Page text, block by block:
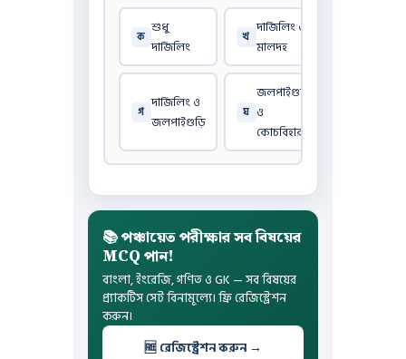
ক শুধু
দার্জিলিং
খ দার্জিলিং ও
মালদহ
গ দার্জিলিং ও
জলপাইগুড়ি
ঘ
জলপাইগুড়ি
ও
কোচবিহার
📚 পঞ্চায়েত পরীক্ষার সব বিষয়ের
MCQ পান!
বাংলা, ইংরেজি, গণিত ও GK — সব বিষয়ের
প্র্যাকটিস সেট বিনামূল্যে। ফ্রি রেজিস্ট্রেশন
করুন।
🆓 রেজিস্ট্রেশন করুন →